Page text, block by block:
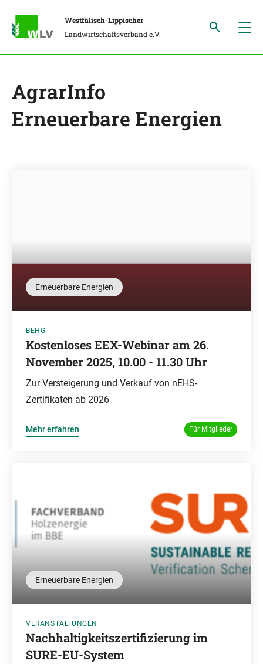
Westfälisch-Lippischer
Landwirtschaftsverband e.V.
AgrarInfo
Erneuerbare Energien
Erneuerbare Energien
BEHG
Kostenloses EEX-Webinar am 26.
November 2025, 10.00 - 11.30 Uhr
Zur Versteigerung und Verkauf von nEHS-
Zertifikaten ab 2026
Mehr erfahren Für Mitglieder
Erneuerbare Energien
VERANSTALTUNGEN
Nachhaltigkeitszertifizierung im
SURE-EU-System